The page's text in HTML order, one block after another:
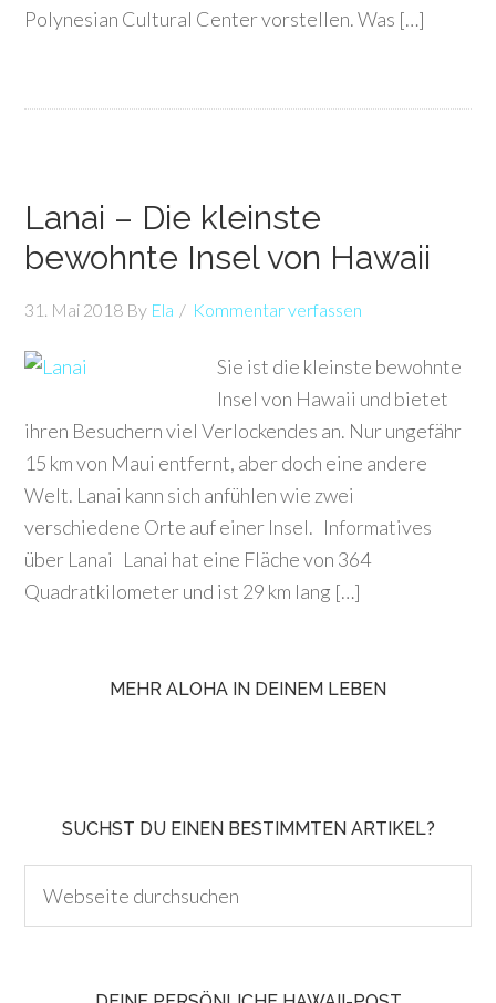
Polynesian Cultural Center vorstellen. Was […]
Lanai – Die kleinste
bewohnte Insel von Hawaii
31. Mai 2018 By Ela Kommentar verfassen
Sie ist die kleinste bewohnte
Insel von Hawaii und bietet
ihren Besuchern viel Verlockendes an. Nur ungefähr
15 km von Maui entfernt, aber doch eine andere
Welt. Lanai kann sich anfühlen wie zwei
verschiedene Orte auf einer Insel. Informatives
über Lanai Lanai hat eine Fläche von 364
Quadratkilometer und ist 29 km lang […]
MEHR ALOHA IN DEINEM LEBEN
SUCHST DU EINEN BESTIMMTEN ARTIKEL?